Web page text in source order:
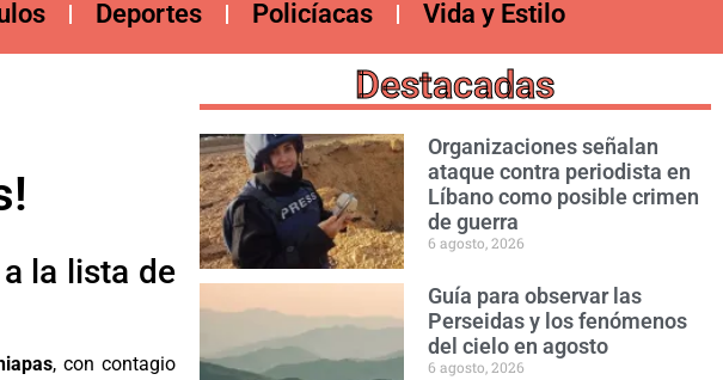
Deportes Policíacas Vida y Estilo
la lista de
, con contagio
Destacadas
Organizaciones señalan
ataque contra periodista en
Líbano como posible crimen
de guerra
6 agosto, 2026
Guía para observar las
Perseidas y los fenómenos
del cielo en agosto
6 agosto, 2026